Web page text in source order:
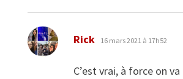
Rick dit :
16 mars 2021 à 17h52
C’est vrai, à force on